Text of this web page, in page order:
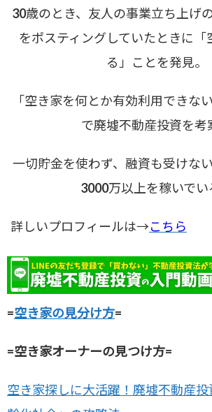
30歳のとき、友人の事業立ち上げ
をポスティングしていたときに「
る」ことを発見。
「空き家を何とか有効利用できな
で廃墟不動産投資を考
一切貯金を使わず、融資も受けな
3000万以上を稼いでい
詳しいプロフィールは→こちら
=空き家の見分け方=
=空き家オーナーの見つけ方=
空き家探しに大活躍！廃墟不動産